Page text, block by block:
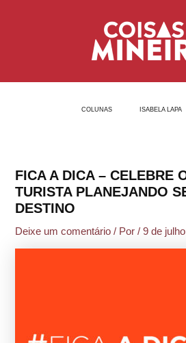
COLUNAS ISABELA LAPA
FICA A DICA – CELEBRE
TURISTA PLANEJANDO
DESTINO
Deixe um comentário / Por/9 de